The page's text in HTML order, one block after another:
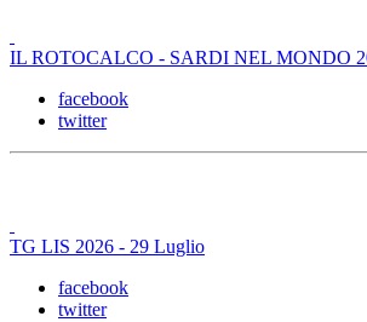
IL ROTOCALCO - SARDI NEL MONDO
facebook
twitter
TG LIS 2026 - 29 Luglio
facebook
twitter